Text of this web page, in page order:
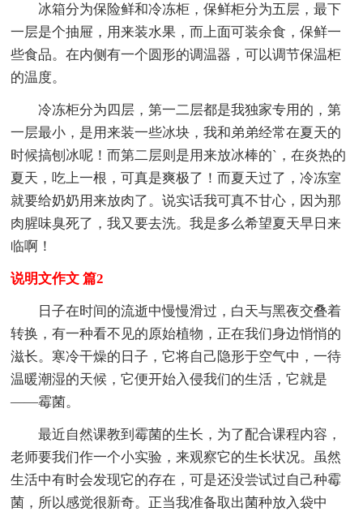
冰箱分为保险鲜和冷冻柜，保鲜柜分为五层，最下
一层是个抽屉，用来装水果，而上面可装余食，保鲜一
些食品。在内侧有一个圆形的调温器，可以调节保温柜
的温度。
冷冻柜分为四层，第一二层都是我独家专用的，第
一层最小，是用来装一些冰块，我和弟弟经常在夏天的
时候搞刨冰呢！而第二层则是用来放冰棒的`，在炎热的
夏天，吃上一根，可真是爽极了！而夏天过了，冷冻室
就要给奶奶用来放肉了。说实话我可真不甘心，因为那
肉腥味臭死了，我又要去洗。我是多么希望夏天早日来
临啊！
说明文作文 篇2
日子在时间的流逝中慢慢滑过，白天与黑夜交叠着
转换，有一种看不见的原始植物，正在我们身边悄悄的
滋长。寒冷干燥的日子，它将自己隐形于空气中，一待
温暖潮湿的天候，它便开始入侵我们的生活，它就是
——霉菌。
最近自然课教到霉菌的生长，为了配合课程内容，
老师要我们作一个小实验，来观察它的生长状况。虽然
生活中有时会发现它的存在，可是还没尝试过自己种霉
菌，所以感觉很新奇。正当我准备取出菌种放入袋中